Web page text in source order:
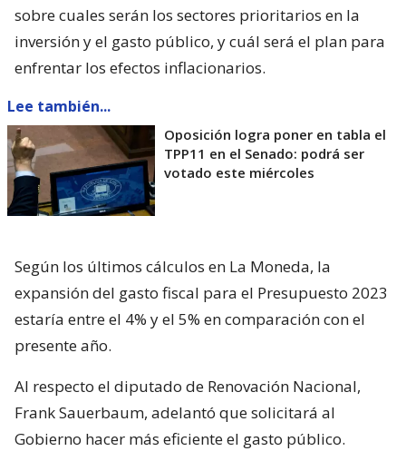
sobre cuales serán los sectores prioritarios en la
inversión y el gasto público, y cuál será el plan para
enfrentar los efectos inflacionarios.
Lee también...
Oposición logra poner en tabla el
TPP11 en el Senado: podrá ser
votado este miércoles
Según los últimos cálculos en La Moneda, la
expansión del gasto fiscal para el Presupuesto 2023
estaría entre el 4% y el 5% en comparación con el
presente año.
Al respecto el diputado de Renovación Nacional,
Frank Sauerbaum, adelantó que solicitará al
Gobierno hacer más eficiente el gasto público.